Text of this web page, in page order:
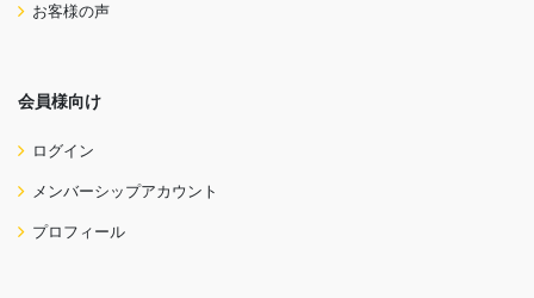
お客様の声
会員様向け
ログイン
メンバーシップアカウント
プロフィール